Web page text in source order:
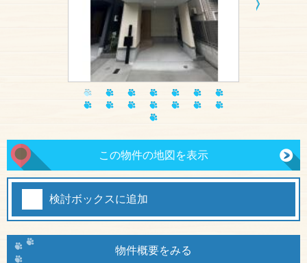
この物件の地図を表示
検討ボックスに追加
物件概要をみる